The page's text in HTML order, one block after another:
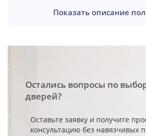
пространства, такие как межкомнатные
Минимализм подразумевает
линий, что делает межкомнатные двери в
лишних деталей и украшений придает
современный вид. Часто используются
Показать описание
Остались вопросы по
дверей?
Оставьте заявку и получите
консультацию без навязчивых